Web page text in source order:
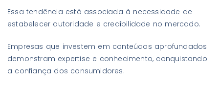
Essa tendência está associada à necessidade de
estabelecer autoridade e credibilidade no mercado.
Empresas que investem em conteúdos aprofundados
demonstram expertise e conhecimento, conquistando
a confiança dos consumidores.